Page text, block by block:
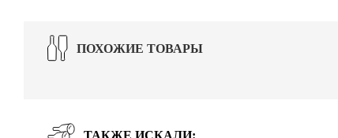
ПОХОЖИЕ ТОВАРЫ
ТАКЖЕ ИСКАЛИ: